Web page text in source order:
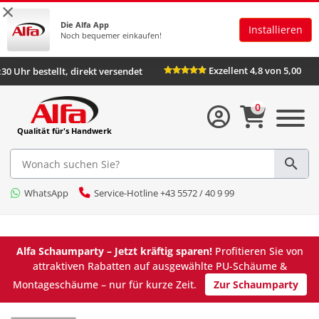
×
Die Alfa App
Noch bequemer einkaufen!
Installieren
Bis 16:30 Uhr bestellt, direkt versendet Exzellent 4,8 von
Qualität für's Handwerk
WhatsApp Service-Hotline +43 5572 / 40 9 99
0
Alfa Schaumparty – Jetzt kräftig sparen!Profitieren Sie von
attraktiven Rabatten auf ausgewählte PU-Schäume &
Montageschäume – nur für kurze Zeit.
Zur Schaumparty